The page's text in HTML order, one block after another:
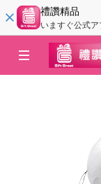
禮讚精品
いますぐ公式